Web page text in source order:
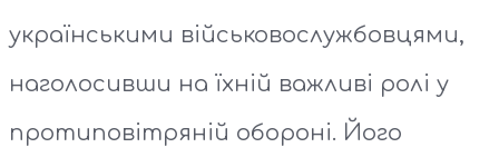
українськими військовослужбовцями,
наголосивши на їхній важливі ролі у
протиповітряній обороні. Його